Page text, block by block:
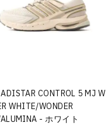
CONTROL 5 MJ W
WHITE/WONDER
- ホワイト